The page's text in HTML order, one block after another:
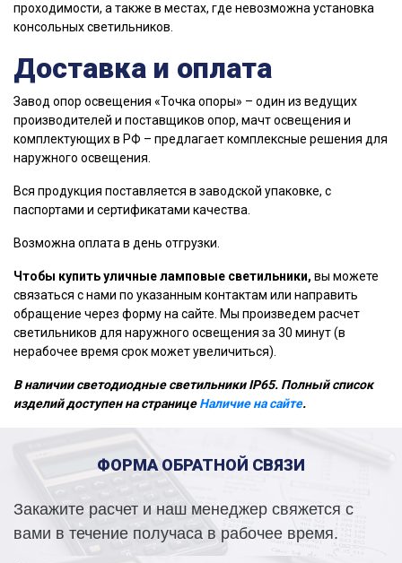
проходимости, а также в местах, где невозможна установка
консольных светильников.
Доставка и оплата
Завод опор освещения «Точка опоры» – один из ведущих
производителей и поставщиков опор, мачт освещения и
комплектующих в РФ – предлагает комплексные решения для
наружного освещения.
Вся продукция поставляется в заводской упаковке, с
паспортами и сертификатами качества.
Возможна оплата в день отгрузки.
Чтобы купить уличные ламповые светильники, вы можете
связаться с нами по указанным контактам или направить
обращение через форму на сайте. Мы произведем расчет
светильников для наружного освещения за 30 минут (в
нерабочее время срок может увеличиться).
В наличии светодиодные светильники IP65. Полный список
изделий доступен на страницеНаличие на сайте.
ФОРМА ОБРАТНОЙ СВЯЗИ
Закажите расчет и наш менеджер свяжется с
вами в течение получаса в рабочее время.